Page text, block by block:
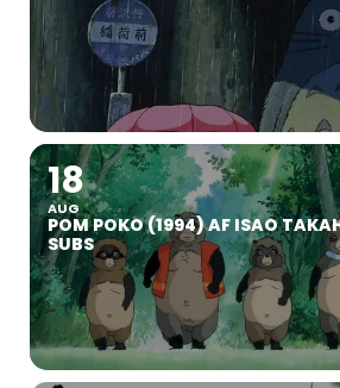
18
AUG
POM POKO (1994) AF ISAO
SUBS